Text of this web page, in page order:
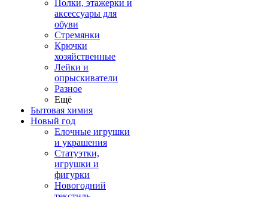
Полки, этажерки и
аксессуары для
обуви
Стремянки
Крючки
хозяйственные
Лейки и
опрыскиватели
Разное
Ещё
Бытовая химия
Новый год
Елочные игрушки
и украшения
Статуэтки,
игрушки и
фигурки
Новогодний